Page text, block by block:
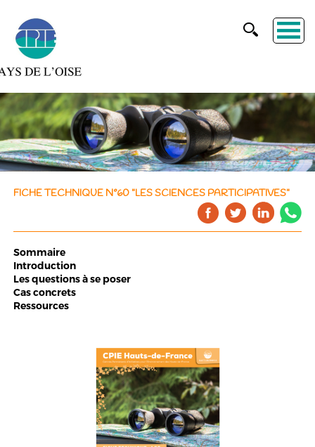
FICHE TECHNIQUE N°60 "LES SCIENCES PARTICIPATIVES"
Sommaire
Introduction
Les questions à se poser
Cas concrets
Ressources